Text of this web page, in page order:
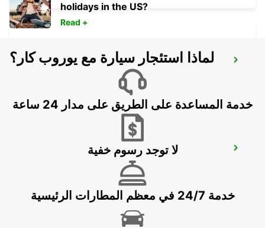
FLORENCE NOVOLI
FLORENCE DT - IKC
holidays in the US?
Read +
لماذا استئجار سيارة مع يوروب كار؟
خدمة المساعدة على الطريق على مدار 24 ساعة
لا توجد رسوم خفية
خدمة 24/7 في معظم المطارات الرئيسية